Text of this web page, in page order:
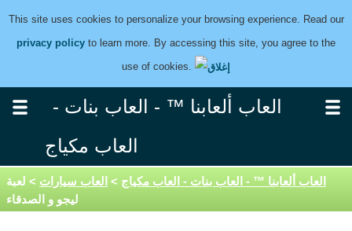
This site uses cookies to personalize your browsing experience. Read our
privacy policy to learn more. By accessing this site, you agree to the
use of cookies.
العاب ألعابنا ™ - العاب بنات -
العاب مكياج
العاب ألعابنا ™ - العاب بنات - العاب مكياج > العاب سيارات > لعبة
ليجو و الصدقاء